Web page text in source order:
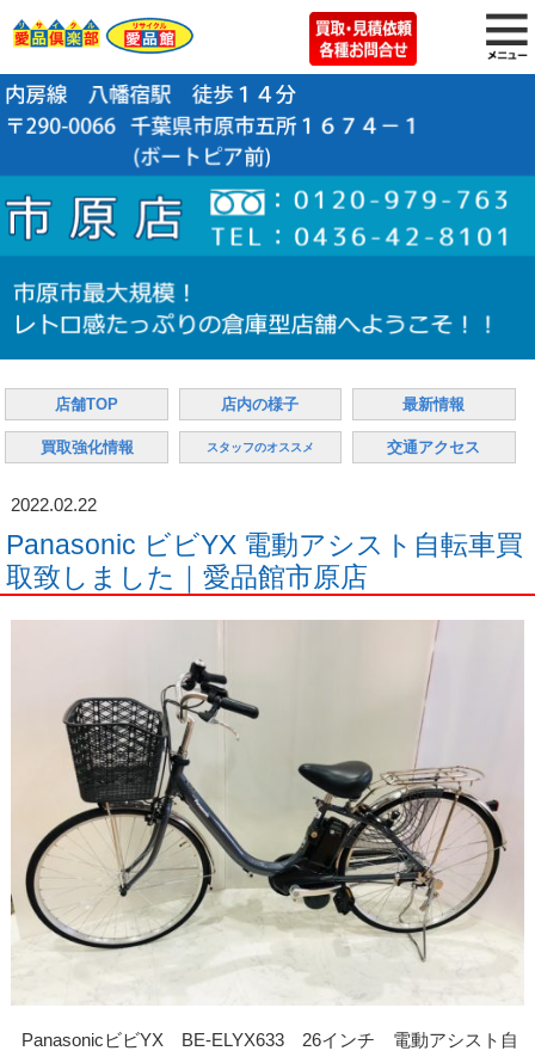
店舗TOP 店内の様子 最新情報
買取強化情報 スタッフのオススメ 交通アクセス
2022.02.22
Panasonic ビビYX 電動アシスト自転車買
取致しました｜愛品館市原店
PanasonicビビYX BE-ELYX633 26インチ 電動アシスト自